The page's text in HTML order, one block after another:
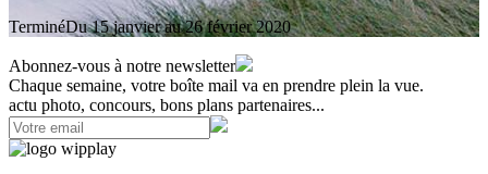
TerminéDu 15 janvier au 26 février 2020
Abonnez-vous à notre newsletter
Chaque semaine, votre boîte mail va en prendre plein la vue.
actu photo, concours, bons plans partenaires...